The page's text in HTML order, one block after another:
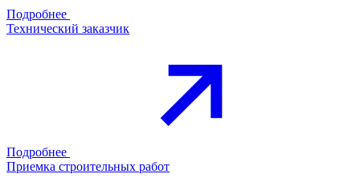
Подробнее
Технический заказчик
Подробнее
Приемка строительных работ